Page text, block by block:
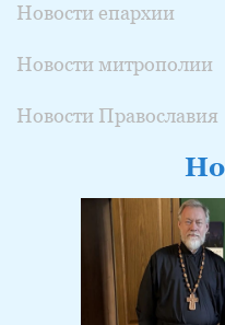
Новости епархии
Новости митрополии
Новости Православия